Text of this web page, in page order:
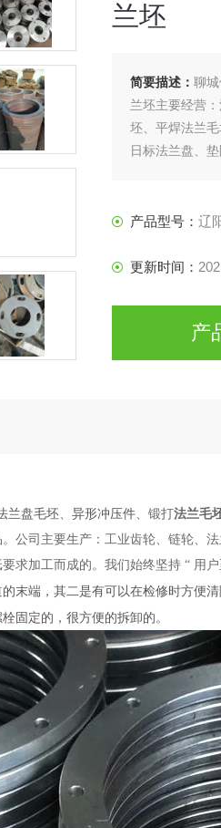
兰坯
简要描述：聊
兰坯主要经营
坯、平焊法兰
日标法兰盘、
产品型号： 辽
更新时间：
产
兰盘毛坯、 异形冲压件、锻打法兰毛
公司主要生产：工业齿轮、链轮、
求加工而成的。我们始终坚持 “ 用
末端，其二是有可以在检修时方便
固定的，很方便的拆卸的。